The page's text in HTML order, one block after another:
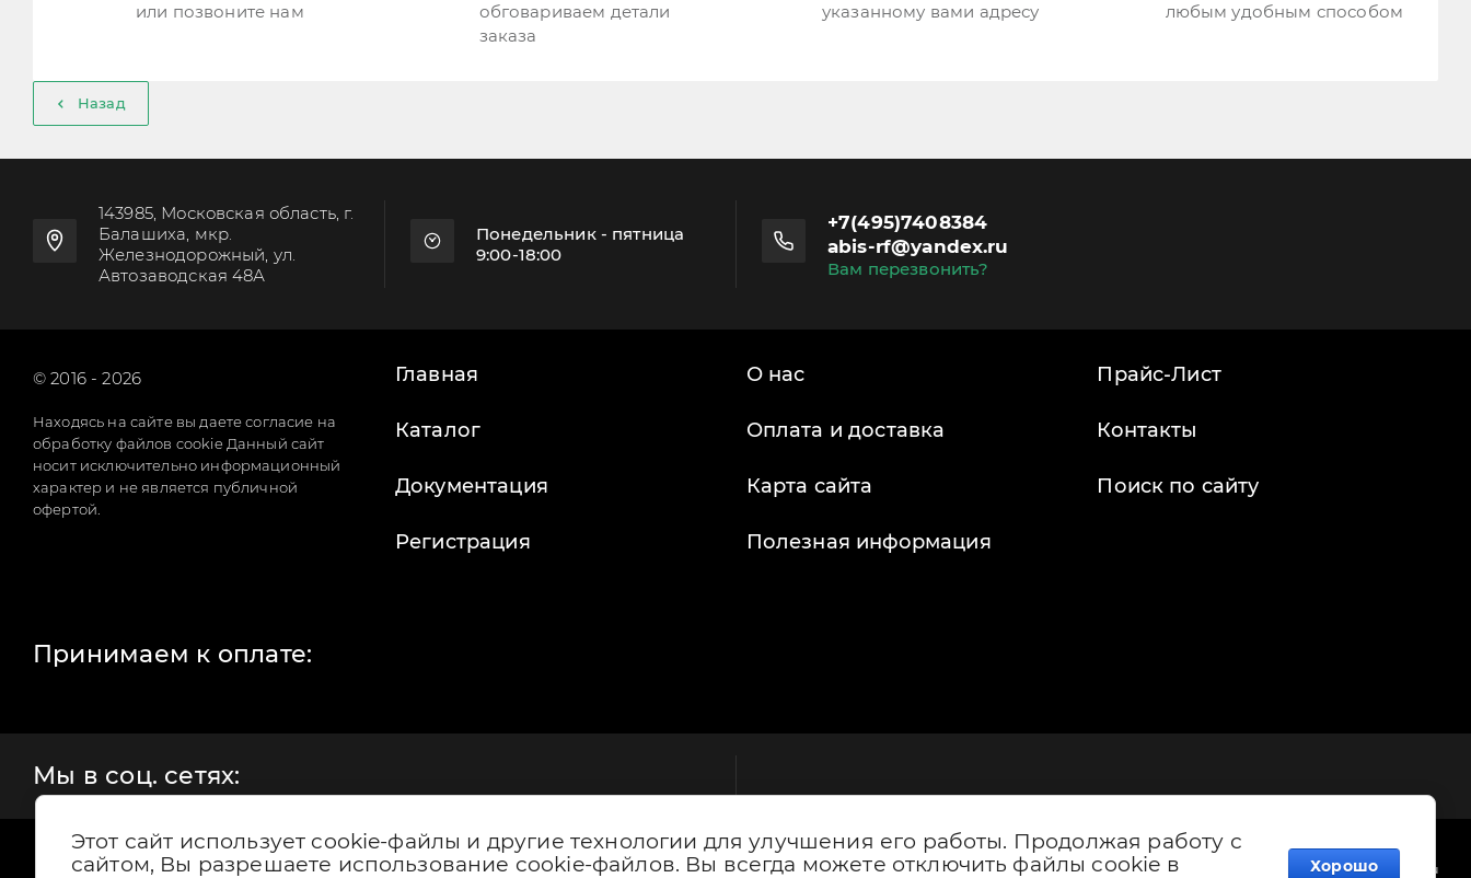
или позвоните нам
обговариваем детали
заказа
указанному вами адресу
любым удобным способом
Назад
143985, Московская область, г.
Балашиха, мкр.
Железнодорожный, ул.
Автозаводская 48А
Понедельник - пятница
9:00-18:00
+7(495)7408384
abis-rf@yandex.ru
Вам перезвонить?
© 2016 - 2026
Находясь на сайте вы даете согласие на
обработку файлов cookie Данный сайт
носит исключительно информационный
характер и не является публичной
офертой.
Главная О нас Прайс-Лист
Каталог Оплата и доставка Контакты
Документация Карта сайта Поиск по сайту
Регистрация Полезная информация
Принимаем к оплате:
Мы в соц. сетях:
Этот сайт использует cookie-файлы и другие технологии для улучшения его работы. Продолжая работу с
сайтом, Вы разрешаете использование cookie-файлов. Вы всегда можете отключить файлы cookie в
Хорошо